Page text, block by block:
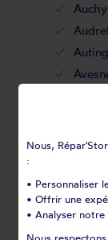
Barlin
Nous,
:
• Personnaliser
• Offrir une
• Analyser notre